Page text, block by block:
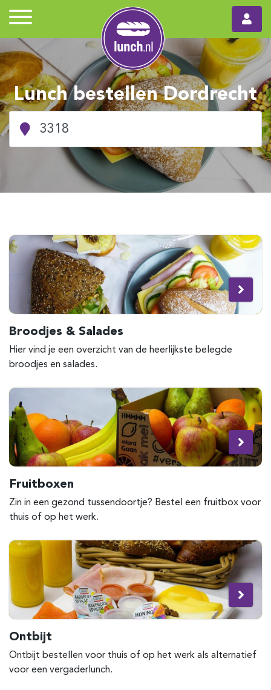
Lunch bestellen Dordrecht
Broodjes & Salades
Hier vind je een overzicht van de heerlijkste belegde
broodjes en salades.
Fruitboxen
Zin in een gezond tussendoortje? Bestel een fruitbox voor
thuis of op het werk.
Ontbijt
Ontbijt bestellen voor thuis of op het werk als alternatief
voor een vergaderlunch.